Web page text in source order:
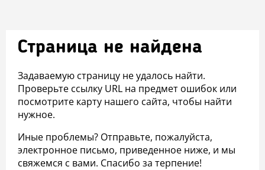
Страница не найдена
Задаваемую страницу не удалось найти.
Проверьте ссылку URL на предмет ошибок или
посмотрите карту нашего сайта, чтобы найти
нужное.
Иные проблемы? Отправьте, пожалуйста,
электронное письмо, приведенное ниже, и мы
свяжемся с вами. Спасибо за терпение!